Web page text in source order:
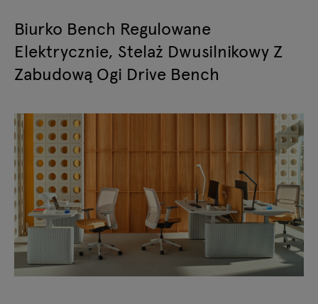
Biurko Bench Regulowane
Elektrycznie, Stelaż Dwusilnikowy Z
Zabudową Ogi Drive Bench